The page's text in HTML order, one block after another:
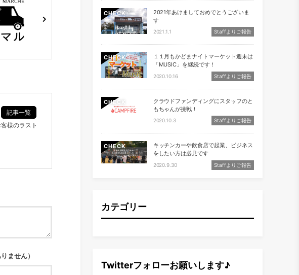
記事一覧
様のラスト
ません）
CHECK
2021年あけましておめでとうございま
す
2021.1.1 Staffよりご報告
CHECK
１１月もかどまナイトマーケット週末は
「MUSIC」を継続です！
2020.10.16 Staffよりご報告
CHECK
クラウドファンディングにスタッフのと
もちゃんが挑戦！
2020.10.3 Staffよりご報告
CHECK
キッチンカーや飲食店で起業、ビジネス
をしたい方は必見です
2020.9.30 Staffよりご報告
カテゴリー
Twitterフォローお願いします♪